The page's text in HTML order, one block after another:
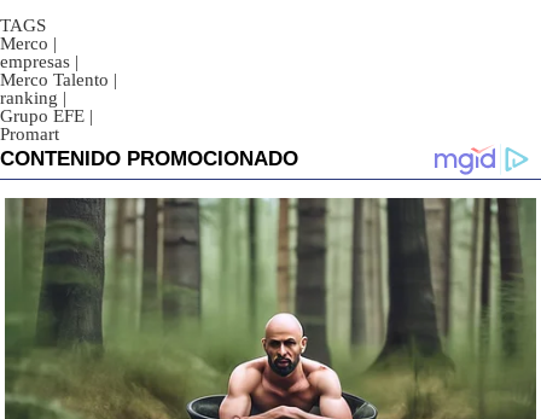
TAGS
Merco |
empresas |
Merco Talento |
ranking |
Grupo EFE |
Promart